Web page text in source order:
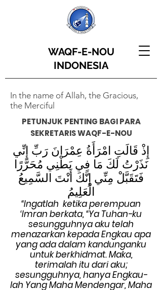
WAQF-E-NOU
INDONESIA
In the name of Allah, the Gracious,
the Merciful
PETUNJUK PENTING BAGI PARA
SEKRETARIS WAQF-E-NOU
إِذْ قَالَتِ امْرَأَةُ عِمْرَانَ رَبِّ إِنِّي
نَذَرْتُ لَكَ مَا فِي بَطْنِي مُحَرَّرًا
فَتَقَبَّلْ مِنِّي إِنَّكَ أَنْتَ السَّمِيعُ
الْعَلِيمُ
“Ingatlah ketika perempuan
‘Imran berkata, “Ya Tuhan-ku
sesungguhnya aku telah
menazarkan kepada Engkau apa
yang ada dalam kandunganku
untuk berkhidmat. Maka,
terimalah itu dari aku;
sesungguhnya, hanya Engkau-
lah Yang Maha Mendengar, Maha